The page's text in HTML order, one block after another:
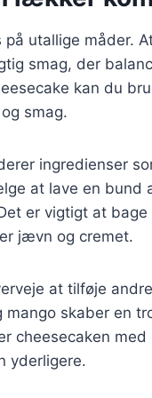
utallige måder.
smag, der
kan du
smag.
ingredienser
at lave en bund
er vigtigt at bage
jævn og cremet.
at tilføje
skaber en
cheesecaken
yderligere.